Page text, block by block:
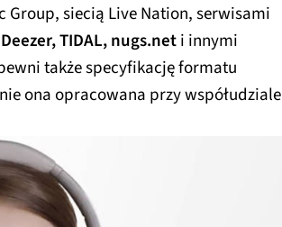
Group, siecią Live Nation, serwisami
TIDAL, nugs.neti innymi
także specyfikację formatu
ona opracowana przy współudziale